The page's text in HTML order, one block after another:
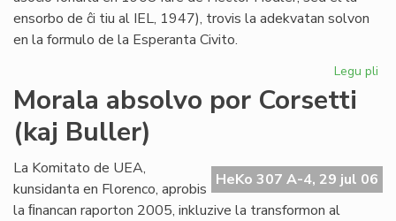
ensorbo de ĉi tiu al IEL, 1947), trovis la adekvatan solvon
en la formulo de la Esperanta Civito.
Legu pli
la
Morala absolvo por Corsetti
(kaj Buller)
HeKo 307 A-4, 29 jul 06
La Komitato de UEA,
kunsidanta en Florenco, aprobis
la ﬁnancan raporton 2005, inkluzive la transformon al